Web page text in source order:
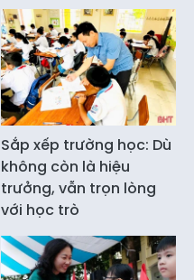
Sắp xếp trường học: Dù
không còn là hiệu
trưởng, vẫn trọn lòng
với học trò